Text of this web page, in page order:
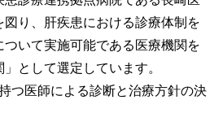
り、肝疾患における診療体制を
いて実施可能である医療機関を
」として選定しています。
つ医師による診断と治療方針の決